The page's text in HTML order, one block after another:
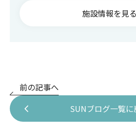
施設情報を見る
前の記事へ
SUNブログ一覧に